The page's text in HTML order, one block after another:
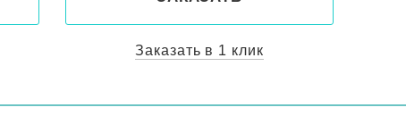
Заказать в 1 клик